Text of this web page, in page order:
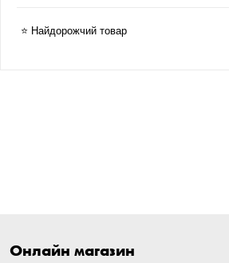
⭐ Найдорожчий товар
Онлайн магазин